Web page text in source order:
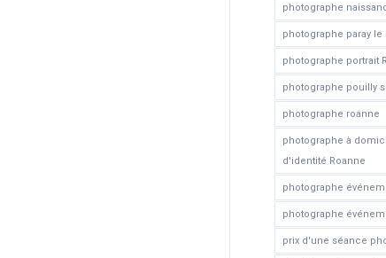
photographe
photographe paray le
photographe portrait
photographe pouilly
photographe roanne
photographe à
d'identité Roanne
photographe
photographe
prix d'une séance